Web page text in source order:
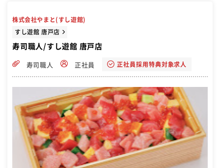
株式会社やまと(すし遊館)
すし遊館 唐戸店
寿司職人/すし遊館 唐戸店
寿司職人 正社員 正社員採用特典対象求人